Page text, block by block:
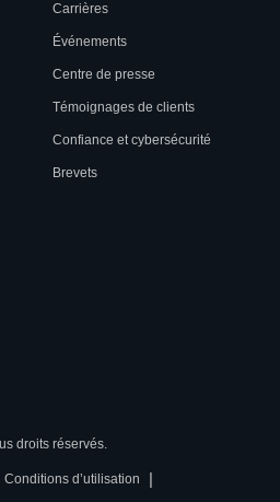
Carrières
Événements
Centre de presse
Témoignages de clients
Confiance et cybersécurité
Brevets
droits réservés.
Conditions d’utilisation |